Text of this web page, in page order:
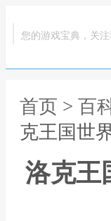
您的游戏宝典，关注
首页 > 百
克王国世
洛克王